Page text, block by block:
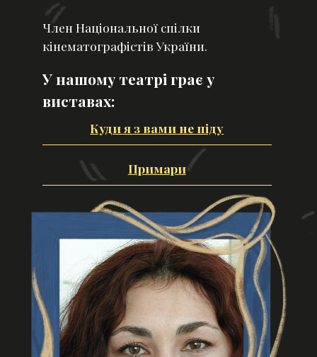
Член Національної спілки
кінематографістів України.
У нашому театрі грає у
виставах:
Куди я з вами не піду
Примари